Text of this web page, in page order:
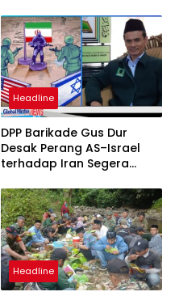
Headline
DPP Barikade Gus Dur
Desak Perang AS–Israel
terhadap Iran Segera
Sipil
Headline